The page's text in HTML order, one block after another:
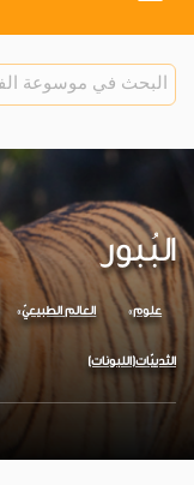
البُبور
علوم العالم الطبيعيّ
الثدييّات(اللبونات)